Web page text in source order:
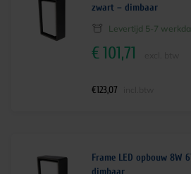
zwart – dimbaar
Levertijd 5-7
€101,71
€123,07
Frame LED opbouw 8W
dimbaar